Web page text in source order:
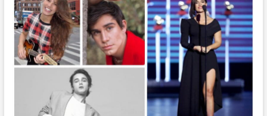
Lalo
Rodríguez